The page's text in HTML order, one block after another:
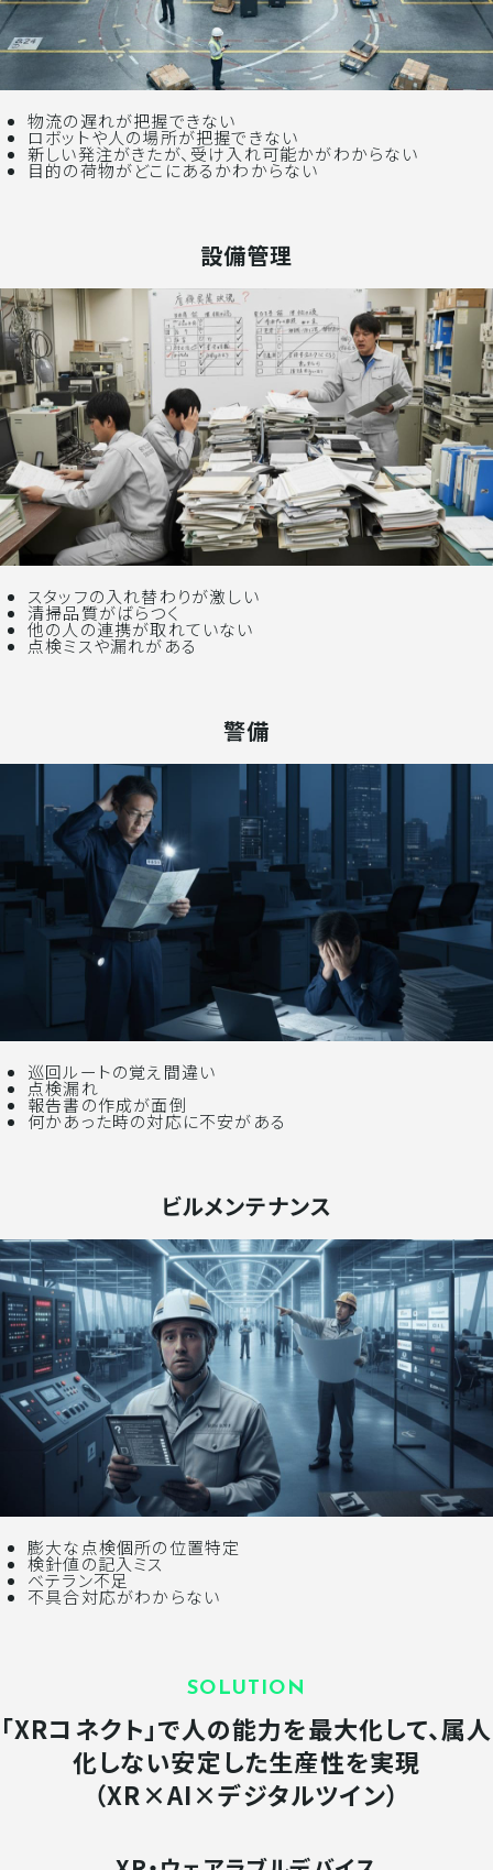
物流の遅れが把握できない
ロボットや人の場所が把握できない
新しい発注がきたが、受け入れ可能かがわからない
目的の荷物がどこにあるかわからない
設備管理
スタッフの入れ替わりが激しい
清掃品質がばらつく
他の人の連携が取れていない
点検ミスや漏れがある
警備
巡回ルートの覚え間違い
点検漏れ
報告書の作成が面倒
何かあった時の対応に不安がある
ビルメンテナンス
膨大な点検個所の位置特定
検針値の記入ミス
ベテラン不足
不具合対応がわからない
SOLUTION
「XRコネクト」で人の能力を最大化して、属人
化しない安定した生産性を実現
（XR×AI×デジタルツイン）